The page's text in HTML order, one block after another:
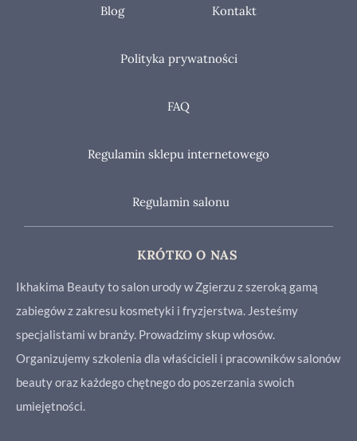
Blog Kontakt
Polityka prywatności
FAQ
Regulamin sklepu internetowego
Regulamin salonu
KRÓTKO O NAS
Ikhakima Beauty to salon urody w Zgierzu z szeroką gamą
zabiegów z zakresu kosmetyki i fryzjerstwa. Jesteśmy
specjalistami w branży. Prowadzimy skup włosów.
Organizujemy szkolenia dla właścicieli i pracowników salonów
beauty oraz każdego chętnego do poszerzania swoich
umiejętności.